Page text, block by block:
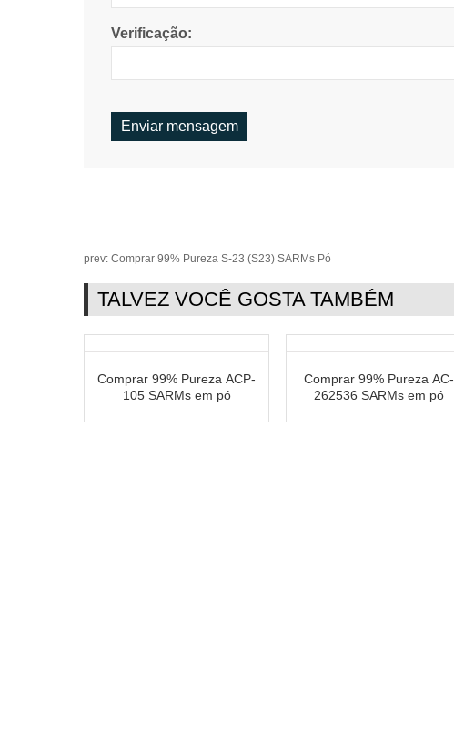
Verificação:
prev: Comprar 99% Pureza S-23 (S23) SARMs Pó
TALVEZ VOCÊ GOSTA TAMBÉM
Comprar 99% Pureza ACP-
105 SARMs em pó
Comprar 99% Pureza AC-
262536 SARMs em pó